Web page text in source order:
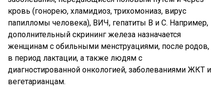
кровь (гонорею, хламидиоз, трихомониаз, вирус
папилломы человека), ВИЧ, гепатиты В и С. Например,
дополнительный скрининг железа назначается
женщинам с обильными менструациями, после родов,
в период лактации, а также людям с
диагностированной онкологией, заболеваниями ЖКТ и
вегетарианцам.